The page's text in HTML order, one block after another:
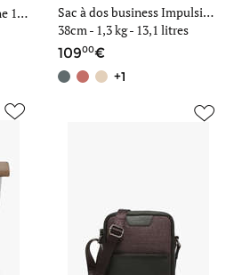
Sac à dos business Flèche 1 compartiment + PC 15"
Sac à dos business Impulsion 1 compartiment + PC 15"
38cm - 1,3 kg- 13,1 litres
10900
+1